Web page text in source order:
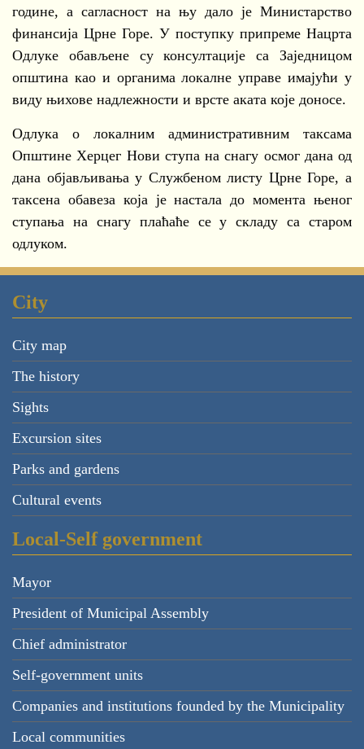
године, а сагласност на њу дало је Министарство
финансија Црне Горе. У поступку припреме Нацрта
Одлуке обављене су консултације са Заједницом
општина као и органима локалне управе имајући у
виду њихове надлежности и врсте аката које доносе.
Одлука о локалним административним таксама
Општине Херцег Нови ступа на снагу осмог дана од
дана објављивања у Службеном листу Црне Горе, а
таксена обавеза која је настала до момента њеног
ступања на снагу плаћаће се у складу са старом
одлуком.
City
City map
The history
Sights
Excursion sites
Parks and gardens
Cultural events
Local-Self government
Mayor
President of Municipal Assembly
Chief administrator
Self-government units
Companies and institutions founded by the Municipality
Local communities